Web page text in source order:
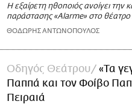
Η εξαίρετη ηθοποιός ανοίγει την
παράστασης «Alarme» στο θέατρο
ΘΟΔΩΡΗΣ ΑΝΤΩΝΟΠΟΥΛΟΣ
Οδηγός Θεάτρου
«Τα
Παππά και τον Φοίβο
Πειραιά